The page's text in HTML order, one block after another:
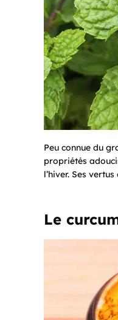
Peu connue du
propriétés
l’hiver. Ses
Le